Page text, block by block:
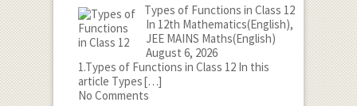
Types of Functions in Class 12
In 12th Mathematics(English),
JEE MAINS Maths(English)
August 6, 2026
1.Types of Functions in Class 12 In this
article Types[…]
No Comments